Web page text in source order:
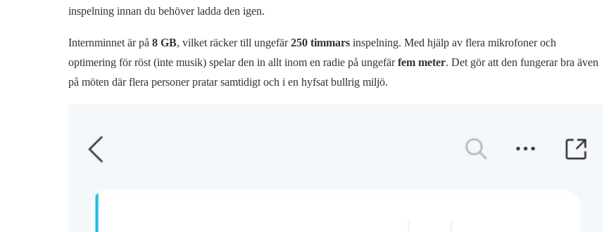
inspelning innan du behöver ladda den igen.
Internminnet är på 8 GB, vilket räcker till ungefär250 timmarsinspelning. Med hjälp av flera mikrofoner och
optimering för röst (inte musik) spelar den in allt inom en radie på ungefärfem meter. Det gör att den fungerar bra även
på möten där flera personer pratar samtidigt och i en hyfsat bullrig miljö.